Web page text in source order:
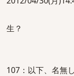
生？
107：以下、名無